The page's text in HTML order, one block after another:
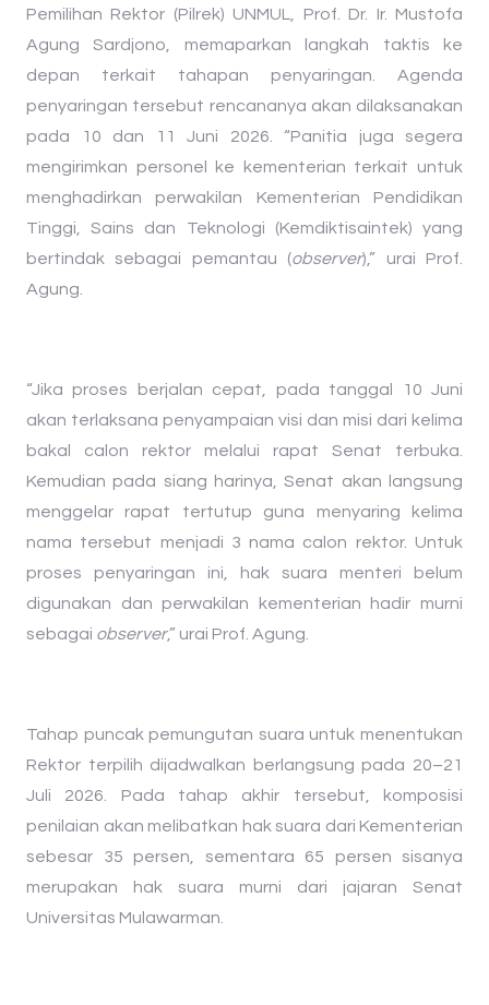
Pemilihan Rektor (Pilrek) UNMUL, Prof. Dr. Ir. Mustofa
Agung Sardjono, memaparkan langkah taktis ke
depan terkait tahapan penyaringan. Agenda
penyaringan tersebut rencananya akan dilaksanakan
pada 10 dan 11 Juni 2026. “Panitia juga segera
mengirimkan personel ke kementerian terkait untuk
menghadirkan perwakilan Kementerian Pendidikan
Tinggi, Sains dan Teknologi (Kemdiktisaintek) yang
bertindak sebagai pemantau (observer),” urai Prof.
Agung.
​“Jika proses berjalan cepat, pada tanggal 10 Juni
akan terlaksana penyampaian visi dan misi dari kelima
bakal calon rektor melalui rapat Senat terbuka.
Kemudian pada siang harinya, Senat akan langsung
menggelar rapat tertutup guna menyaring kelima
nama tersebut menjadi 3 nama calon rektor. Untuk
proses penyaringan ini, hak suara menteri belum
digunakan dan perwakilan kementerian hadir murni
sebagai observer,” urai Prof. Agung.
​Tahap puncak pemungutan suara untuk menentukan
Rektor terpilih dijadwalkan berlangsung pada 20–21
Juli 2026. Pada tahap akhir tersebut, komposisi
penilaian akan melibatkan hak suara dari Kementerian
sebesar 35 persen, sementara 65 persen sisanya
merupakan hak suara murni dari jajaran Senat
Universitas Mulawarman.